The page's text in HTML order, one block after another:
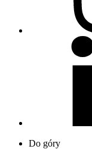
Do góry